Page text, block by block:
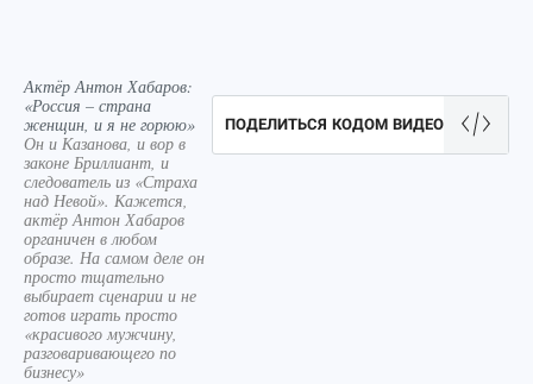
Актёр Антон Хабаров:
«Россия – страна
женщин, и я не горюю»
Он и Казанова, и вор в
законе Бриллиант, и
следователь из «Страха
над Невой». Кажется,
актёр Антон Хабаров
органичен в любом
образе. На самом деле он
просто тщательно
выбирает сценарии и не
готов играть просто
«красивого мужчину,
разговаривающего по
бизнесу»
ПОДЕЛИТЬСЯ КОДОМ ВИДЕО